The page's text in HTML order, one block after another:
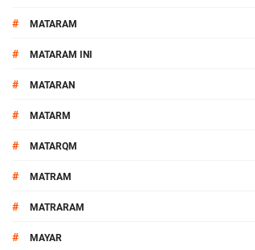
# MATARAM
# MATARAM INI
# MATARAN
# MATARM
# MATARQM
# MATRAM
# MATRARAM
# MAYAR